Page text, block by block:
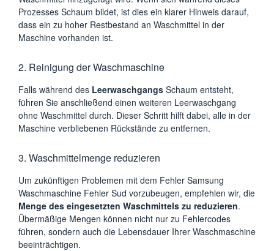
Prozesses Schaum bildet, ist dies ein klarer Hinweis darauf,
dass ein zu hoher Restbestand an Waschmittel in der
Maschine vorhanden ist.
2. Reinigung der Waschmaschine
Falls während des Leerwaschgangs Schaum entsteht,
führen Sie anschließend einen weiteren Leerwaschgang
ohne Waschmittel durch. Dieser Schritt hilft dabei, alle in der
Maschine verbliebenen Rückstände zu entfernen.
3. Waschmittelmenge reduzieren
Um zukünftigen Problemen mit dem Fehler Samsung
Waschmaschine Fehler Sud vorzubeugen, empfehlen wir, die
Menge des eingesetzten Waschmittels zu reduzieren.
Übermäßige Mengen können nicht nur zu Fehlercodes
führen, sondern auch die Lebensdauer Ihrer Waschmaschine
beeinträchtigen.